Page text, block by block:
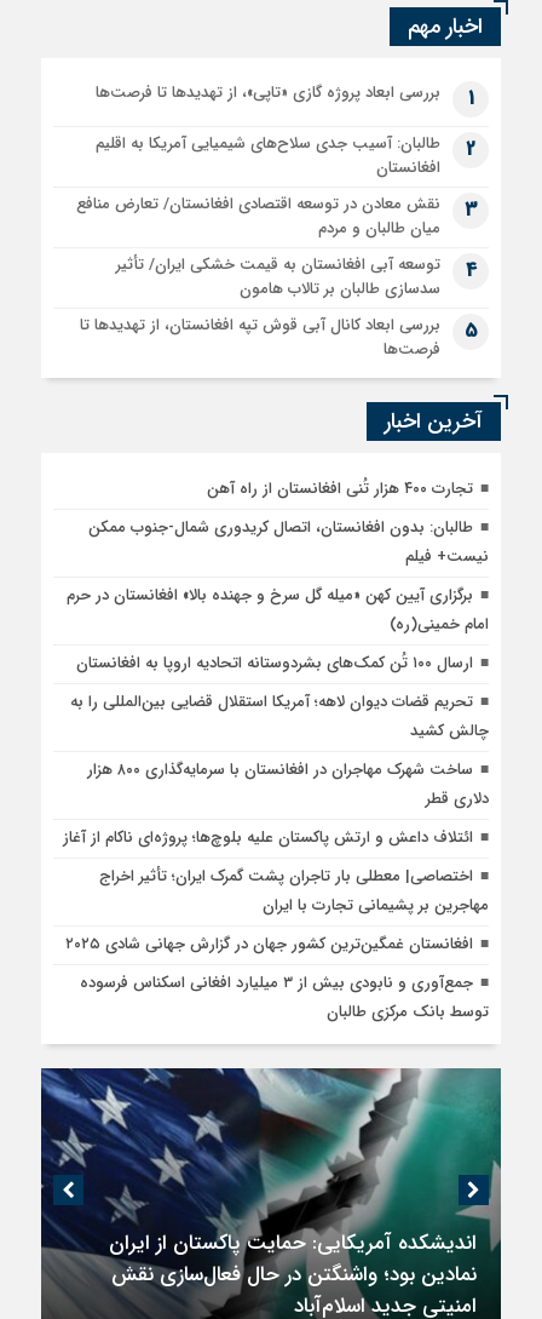
اخبار مهم
1 بررسی ابعاد پروژه گازی «تاپی»، از تهدیدها تا فرصت‌ها
2
طالبان: آسیب جدی سلاح‌های شیمیایی آمریکا به اقلیم
افغانستان
3
نقش معادن در توسعه اقتصادی افغانستان/ تعارض منافع
میان طالبان و مردم
4
توسعه آبی افغانستان به قیمت خشکی ایران/ تأثیر
سدسازی طالبان بر تالاب هامون
5
بررسی ابعاد کانال آبی قوش تپه افغانستان، از تهدیدها تا
فرصت‌ها
آخرین اخبار
تجارت ۴۰۰ هزار تُنی افغانستان از راه آهن
طالبان: بدون افغانستان، اتصال کریدوری شمال-جنوب ممکن
نیست+ فیلم
برگزاری آیین کهن «میله گل سرخ و جهنده بالا» افغانستان در حرم
امام خمینی(ره)
ارسال ۱۰۰ تُن کمک‌های بشردوستانه اتحادیه اروپا به افغانستان
تحریم قضات دیوان لاهه؛ آمریکا استقلال قضایی بین‌المللی را به
چالش کشید
ساخت شهرک مهاجران در افغانستان با سرمایه‌گذاری ۸۰۰ هزار
دلاری قطر
ائتلاف داعش و ارتش پاکستان علیه بلوچ‌ها؛ پروژه‌ای ناکام از آغاز
اختصاصی| معطلی بار تاجران پشت گمرک ایران؛ تأثیر اخراج
مهاجرین بر پشیمانی تجارت با ایران
افغانستان غمگین‌ترین کشور جهان در گزارش جهانی شادی ۲۰۲۵
جمع‌آوری و نابودی بیش از ۳ میلیارد افغانی اسکناس فرسوده
توسط بانک مرکزی طالبان
اندیشکده آمریکایی: حمایت پاکستان از ایران
نمادین بود؛ واشنگتن در حال فعال‌سازی نقش
امنیتی جدید اسلام‌آباد